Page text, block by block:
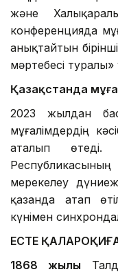
және
конференцияда
анықтайтын
мәртебесі
Қазақстанда
2023 жылдан
мұғалімдердің
аталып өтеді.
Республикасының
мерекелеу
қазанда атап
күнімен
ЕСТЕ ҚАЛАРОҚИҒ
1868 жылы